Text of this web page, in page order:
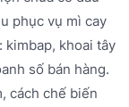
phục vụ mì cay
kimbap, khoai tây
số bán hàng.
cách chế biến